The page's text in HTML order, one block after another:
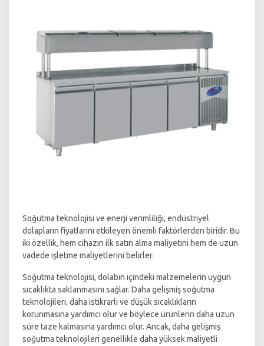
Soğutma teknolojisi ve enerji verimliliği, endüstriyel
dolapların fiyatlarını etkileyen önemli faktörlerden biridir. Bu
iki özellik, hem cihazın ilk satın alma maliyetini hem de uzun
vadede işletme maliyetlerini belirler.
Soğutma teknolojisi, dolabın içindeki malzemelerin uygun
sıcaklıkta saklanmasını sağlar. Daha gelişmiş soğutma
teknolojileri, daha istikrarlı ve düşük sıcaklıkların
korunmasına yardımcı olur ve böylece ürünlerin daha uzun
süre taze kalmasına yardımcı olur. Ancak, daha gelişmiş
soğutma teknolojileri genellikle daha yüksek maliyetli